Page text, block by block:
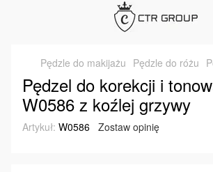
Pędzle do makijażu Pędzle do różu
Pędzel do korekcji i
W0586 z koźlej grzywy
Artykuł: W0586 Zostaw opinię